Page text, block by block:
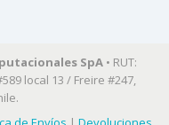
SpA• RUT:
local 13 / Freire #247,